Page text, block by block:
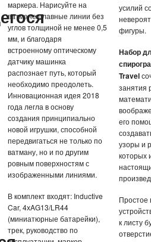
маркера. Нарисуйте на
ватмане плавные линии без
углов толщиной не менее 0,5
мм, и благодаря
встроенному оптическому
датчику машинка
распознает путь, который
необходимо преодолеть.
Инновационная идея 2018
года легла в основу
создания принципиально
новой игрушки, способной
передвигаться не только по
ватману, но и по другим
ровным поверхностям с
изображенными линиями.
В комплект входят: Inductive
Car, 4хAG13/LR44
(миниатюрные батарейки),
трек, руководство по
усилий
фигуры.
Набор
Travel
занятия
его
узоры и
которых
Простое
к листу